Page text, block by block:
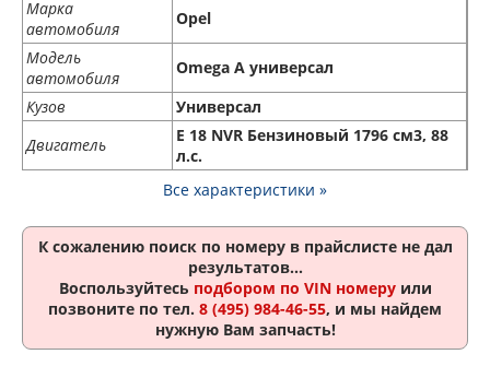
Марка
автомобиля
Opel
Модель
автомобиля
Omega A универсал
Кузов
Универсал
Двигатель
E 18 NVR Бензиновый 1796 см3, 88
л.с.
Все характеристики »
К сожалению поиск по номеру в прайслисте не дал
результатов...
Воспользуйтесь подбором по VIN номеруили
позвоните по тел. 8 (495) 984-46-55, и мы найдем
нужную Вам запчасть!